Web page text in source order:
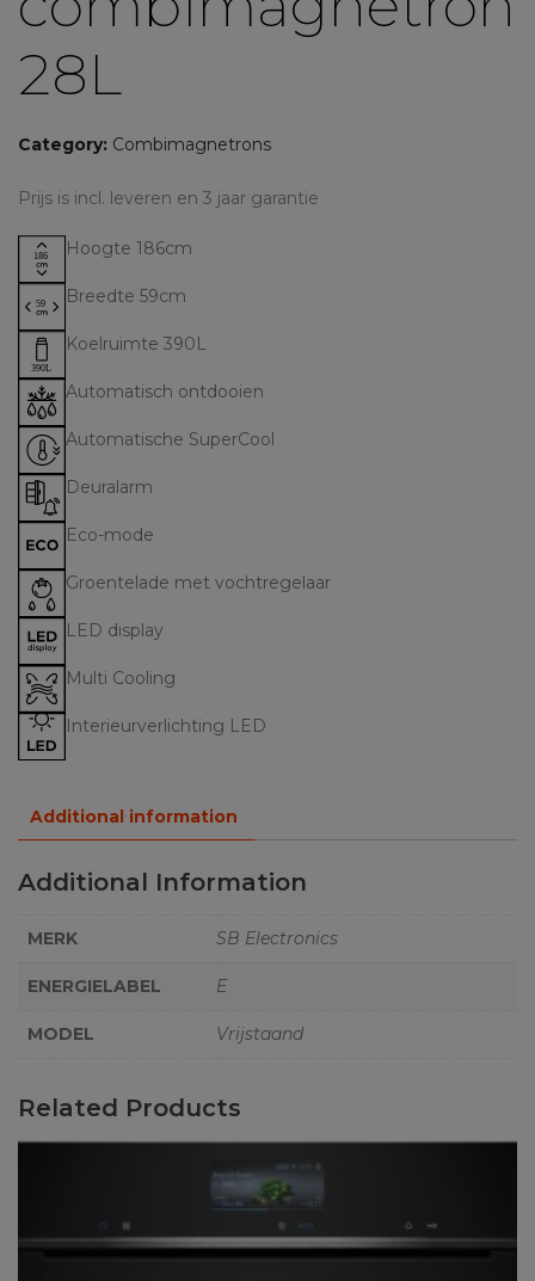
28L
Category: Combimagnetrons
Prijs is incl. leveren en 3 jaar garantie
Hoogte 186cm
Breedte 59cm
Koelruimte 390L
Automatisch ontdooien
Automatische SuperCool
Deuralarm
Eco-mode
Groentelade met vochtregelaar
LED display
Multi Cooling
Interieurverlichting LED
Additional information
Additional Information
MERK SB Electronics
ENERGIELABEL E
MODEL Vrijstaand
Related Products